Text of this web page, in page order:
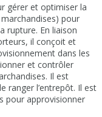
gérer et optimiser la
pour
rupture. En liaison
il conçoit et
dans les
et contrôler
Il est
ranger l’entrepôt. Il est
pour approvisionner